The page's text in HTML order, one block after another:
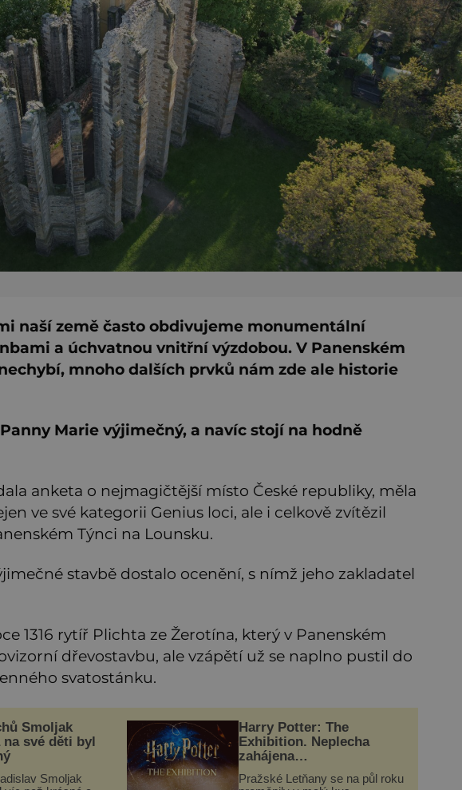
naší země často obdivujeme monumentální
a úchvatnou vnitřní výzdobou. V Panenském
mnoho dalších prvků nám zde ale historie
Marie výjimečný, a navíc stojí na hodně
anketa o nejmagičtější místo České republiky, měla
ve své kategorii Genius loci, ale i celkově zvítězil
Týnci na Lounsku.
stavbě dostalo ocenění, s nímž jeho zakladatel
1316 rytíř Plichta ze Žerotína, který v Panenském
dřevostavbu, ale vzápětí už se naplno pustil do
svatostánku.
Smoljak
své děti byl
Smoljak
Harry Potter: The
Exhibition. Neplecha
zahájena…
Pražské Letňany se na půl roku